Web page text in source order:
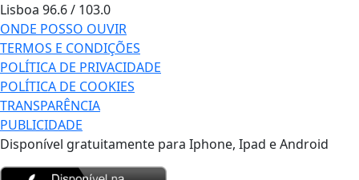
Lisboa 96.6 / 103.0
ONDE POSSO OUVIR
TERMOS E CONDIÇÕES
POLÍTICA DE PRIVACIDADE
POLÍTICA DE COOKIES
TRANSPARÊNCIA
PUBLICIDADE
Disponível gratuitamente para Iphone, Ipad e Android